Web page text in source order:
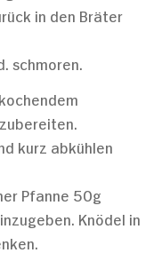
in den Bräter
schmoren.
kurz abkühlen
Pfanne 50g
Knödel in